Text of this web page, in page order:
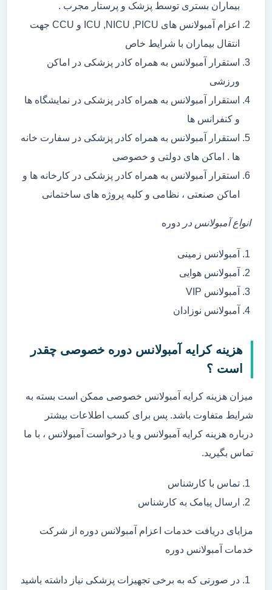
بیماران بستری توسط پزشک و پرستار مجرب .
اعزام آمبولانس های ICU ,NICU ,PICU و CCU جهت
انتقال بیماران با شرایط خاص
استقرار آمبولانس به همراه کادر پزشکی در اماکن
ورزشی
استقرار آمبولانس به همراه کادر پزشکی در نمایشگاه ها
و کنفرانس ها
استقرار آمبولانس به همراه کادر پزشکی در سفارت خانه
ها . اماکن های دولتی و خصوصی
استقرار آمبولانس به همراه کادر پزشکی در کارخانه ها و
اماکن صنعتی ، نظامی و کلیه پروژه های ساختمانی
انواع آمبولانس در دوره
آمبولانس زمینی
آمبولانس هوایی
آمبولانس VIP
آمبولانس نوزادان
هزینه کرایه آمبولانس دوره خصوصی چقدر
است ؟
میزان هزینه کرایه آمبولانس خصوصی ممکن است بسته به
شرایط متفاوت باشد. پس برای کسب اطلاعات بیشتر
درباره هزینه کرایه آمبولانس و یا درخواست آمبولانس ، با ما
تماس بگیرید.
تماس با کارشناس
ارسال پیامک به کارشناس
مزایای دریافت خدمات اعزام آمبولانس دوره از شرکت
خدمات آمبولانس دوره
در صورتی که به برخی تجهیزات پزشکی نیاز داشته باشید